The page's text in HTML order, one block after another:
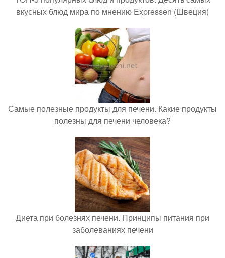
вкусных блюд мира по мнению Expressen (Швеция)
Самые полезные продукты для печени. Какие продукты
полезны для печени человека?
Диета при болезнях печени. Принципы питания при
заболеваниях печени